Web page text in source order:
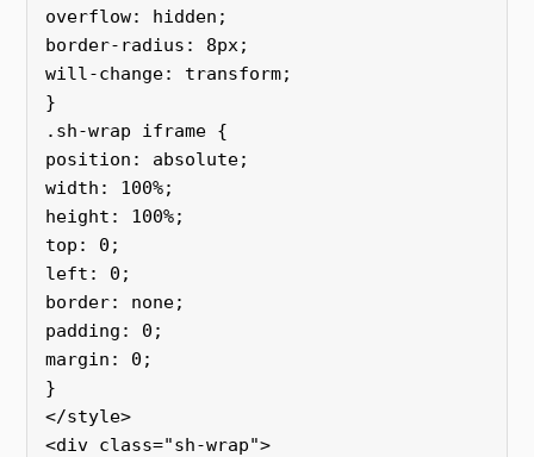
overflow: hidden;
border-radius: 8px;
will-change: transform;
}
.sh-wrap iframe {
position: absolute;
width: 100%;
height: 100%;
top: 0;
left: 0;
border: none;
padding: 0;
margin: 0;
}
</style>
<div class="sh-wrap">